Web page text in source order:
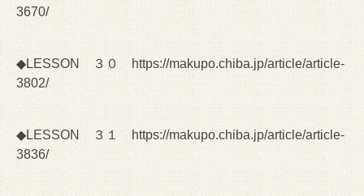
3670/
◆LESSON ３０
https://makupo.chiba.jp/article/article-
3802/
◆LESSON ３１
https://makupo.chiba.jp/article/article-
3836/